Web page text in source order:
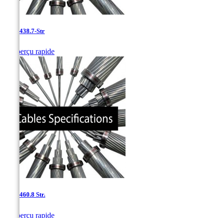
0.8''- 438.7-Str
Aperçu rapide
0.8''- 460.8 Str.
Aperçu rapide